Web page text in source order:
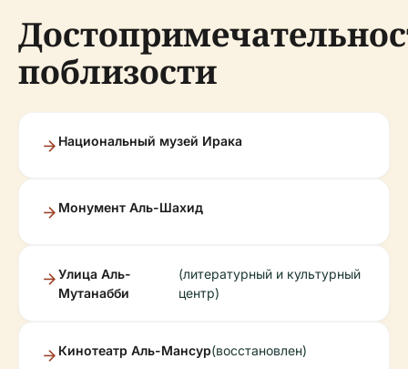
поблизости
Национальный музей Ирака
Монумент Аль-Шахид
Улица Аль-
Мутанабби
(литературный и культурный
центр)
Кинотеатр Аль-Мансур(восстановлен)